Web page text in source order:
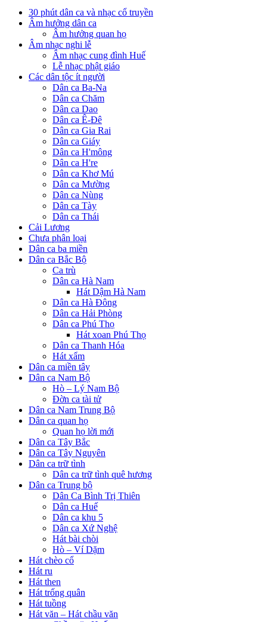
30 phút dân ca và nhạc cổ truyền
Âm hưởng dân ca
Âm hưởng quan họ
Âm nhạc nghi lễ
Âm nhạc cung đình Huế
Lễ nhạc phật giáo
Các dân tộc ít người
Dân ca Ba-Na
Dân ca Chăm
Dân ca Dao
Dân ca Ê-Đê
Dân ca Gia Rai
Dân ca Giáy
Dân ca H'mông
Dân ca H're
Dân ca Khơ Mú
Dân ca Mường
Dân ca Nùng
Dân ca Tày
Dân ca Thái
Cải Lương
Chưa phân loại
Dân ca ba miền
Dân ca Bắc Bộ
Ca trù
Dân ca Hà Nam
Hát Dậm Hà Nam
Dân ca Hà Đông
Dân ca Hải Phòng
Dân ca Phú Thọ
Hát xoan Phú Thọ
Dân ca Thanh Hóa
Hát xẩm
Dân ca miền tây
Dân ca Nam Bộ
Hò – Lý Nam Bộ
Đờn ca tài tử
Dân ca Nam Trung Bộ
Dân ca quan họ
Quan họ lời mới
Dân ca Tây Bắc
Dân ca Tây Nguyên
Dân ca trữ tình
Dân ca trữ tình quê hương
Dân ca Trung bộ
Dân Ca Bình Trị Thiên
Dân ca Huế
Dân ca khu 5
Dân ca Xứ Nghệ
Hát bài chòi
Hò – Ví Dặm
Hát chèo cổ
Hát ru
Hát then
Hát trống quân
Hát tuồng
Hát văn – Hát chầu văn